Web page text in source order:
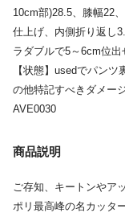
10cm部)28.5、膝幅22
仕上げ、内側折り返し
ラダブルで5～6cm位出
【状態】usedでパン
の他特記すべきダメー
AVE0030
商品説明
ご存知、キートンやア
ポリ最高峰の名カッタ